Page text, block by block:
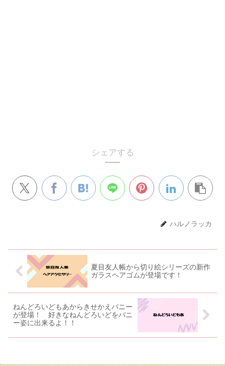
シェアする
ハルノラッカ
夏目友人帳から切り絵シリーズの新作
ガラスヘアゴムが登場です！
ねんどろいどもあからきせかえバニー
が登場！ 好きなねんどろいどをバニ
ー姿に出来るよ！！